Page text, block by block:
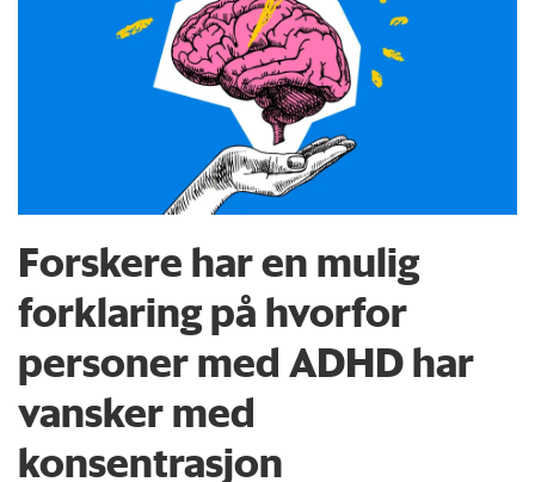
Forskere har en mulig
forklaring på hvorfor
personer med ADHD har
vansker med
konsentrasjon